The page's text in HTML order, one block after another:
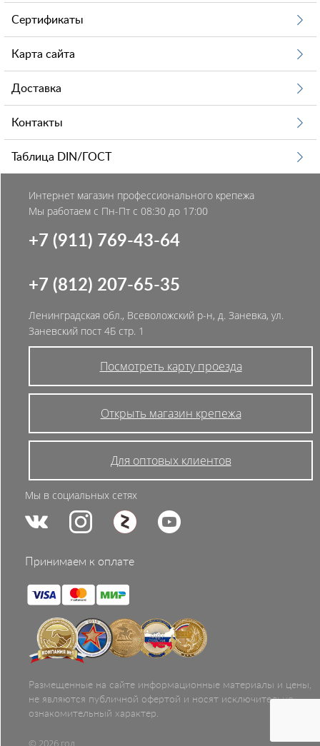
Сертификаты
Карта сайта
Доставка
Контакты
Таблица DIN/ГОСТ
Интернет магазин профессионального крепежа
Мы работаем с Пн-Пт с 08:30 до 17:00
+7 (911) 769-43-64
+7 (812) 207-65-35
Ленинградская обл., Всеволожский р-н, д. Заневка, ул.
Заневский пост 4Б стр. 1
Посмотреть карту проезда
Открыть магазин крепежа
Для оптовых клиентов
Мы в социальных сетях
Принимаем к оплате
Размещенные на сайте информационные материалы и цены,
не являются публичной офертой и носят исключительно
ознакомительный характер.
© 2026 год